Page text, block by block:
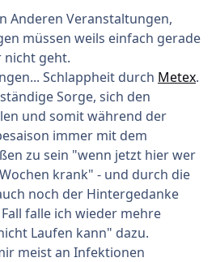
Anderen Veranstaltungen,
müssen weils einfach gerade
nicht geht.
Schlappheit durch Metex.
Sorge, sich den
und somit während der
immer mit dem
zu sein "wenn jetzt hier wer
krank" - und durch die
noch der Hintergedanke
falle ich wieder mehre
Laufen kann" dazu.
meist an Infektionen